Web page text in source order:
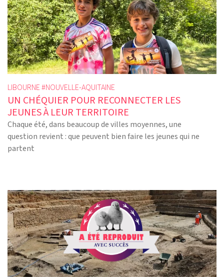
LIBOURNE #NOUVELLE-AQUITAINE
UN CHÉQUIER POUR RECONNECTER LES
JEUNES À LEUR TERRITOIRE
Chaque été, dans beaucoup de villes moyennes, une
question revient : que peuvent bien faire les jeunes qui ne
partent